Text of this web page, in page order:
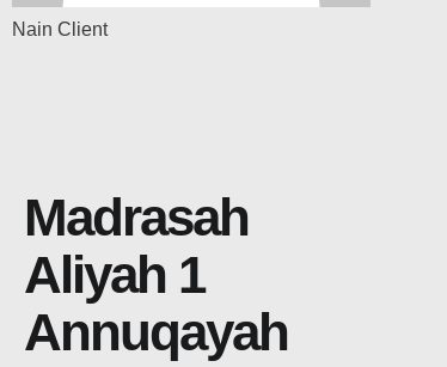
Nain Client
Madrasah
Aliyah 1
Annuqayah